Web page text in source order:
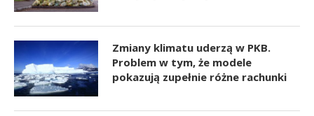
Zmiany klimatu uderzą w PKB.
Problem w tym, że modele
pokazują zupełnie różne rachunki